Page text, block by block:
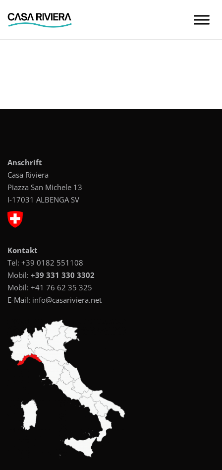
Anschrift
Casa Riviera
Piazza San Michele 13
I-17031 ALBENGA SV
Kontakt
Tel: +39 0182 551108
Mobil: +39 331 330 3302
Mobil: +41 76 62 35 325
E-Mail: info@casariviera.net